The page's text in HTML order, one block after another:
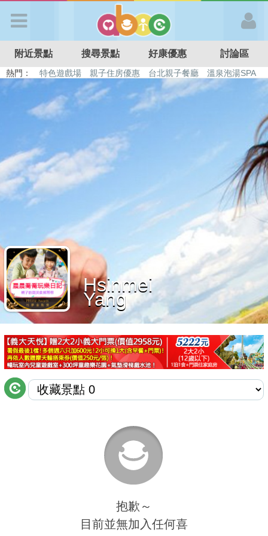
APP登入
首 頁
搜尋景點
好康優惠
最新留言
商家合作
推薦景點
討論區
聯絡我們
附近景點 搜尋景點 好康優惠 討論區
熱門： 特色遊戲場 親子住房優惠 台北親子餐廳
溫泉泡湯SPA
溜滑梯民宿
觀光工廠 日本親子景點
Hsinmei
Yang
抱歉～
目前並無加入任何喜